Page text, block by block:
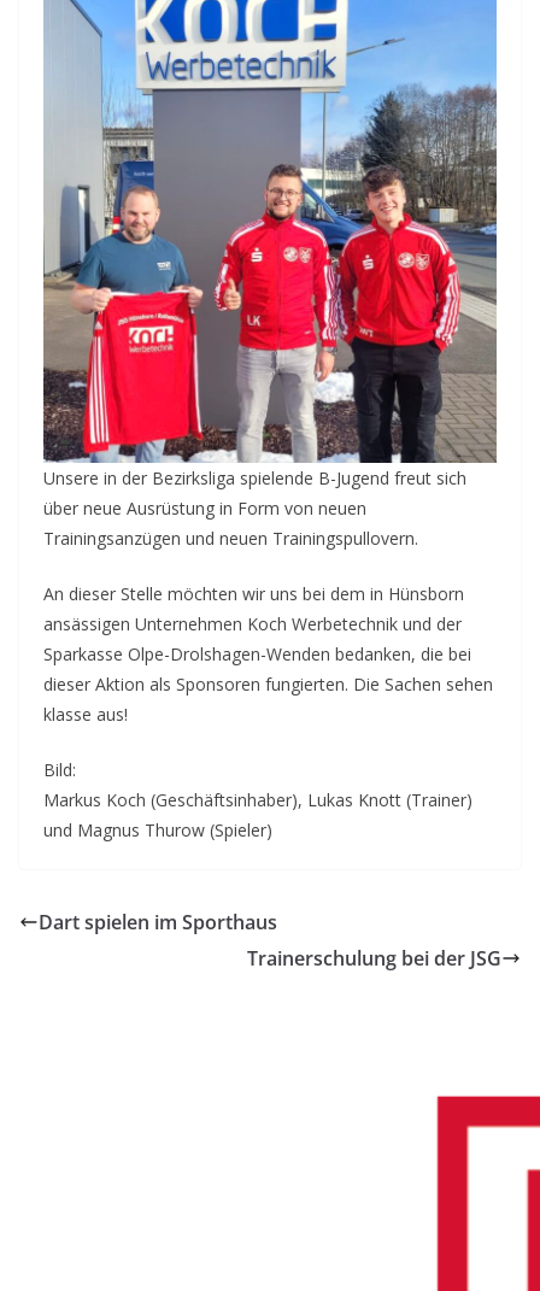
Unsere in der Bezirksliga spielende B-Jugend freut sich
über neue Ausrüstung in Form von neuen
Trainingsanzügen und neuen Trainingspullovern.
An dieser Stelle möchten wir uns bei dem in Hünsborn
ansässigen Unternehmen Koch Werbetechnik und der
Sparkasse Olpe-Drolshagen-Wenden bedanken, die bei
dieser Aktion als Sponsoren fungierten. Die Sachen sehen
klasse aus!
Bild:
Markus Koch (Geschäftsinhaber), Lukas Knott (Trainer)
und Magnus Thurow (Spieler)
Dart spielen im Sporthaus
Trainerschulung bei der JSG